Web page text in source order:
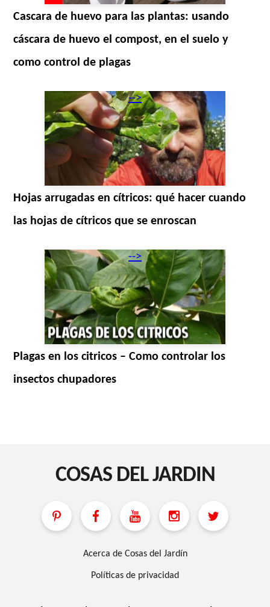
Cascara de huevo para las plantas: usando
cáscara de huevo el compost, en el suelo y
como control de plagas
-->
Hojas arrugadas en cítricos: qué hacer cuando
las hojas de cítricos que se enroscan
-->
Plagas en los citricos – Como controlar los
insectos chupadores
COSAS DEL JARDIN
Acerca de Cosas del Jardín
Políticas de privacidad